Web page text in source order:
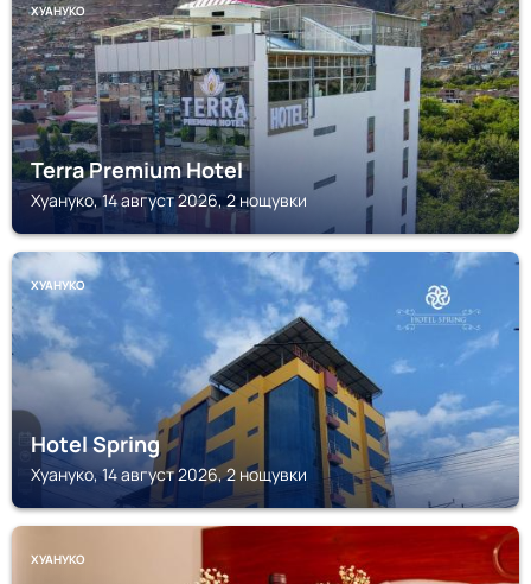
ХУАНУКО
Terra Premium Hotel
Хуануко, 14 август 2026, 2 нощувки
ХУАНУКО
Hotel Spring
Хуануко, 14 август 2026, 2 нощувки
ХУАНУКО